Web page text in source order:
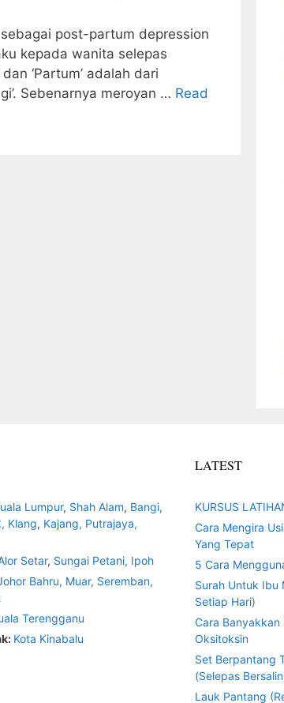
post-partum depression
kepada wanita selepas
dan ‘Partum’ adalah dari
Sebenarnya meroyan … Read
Lumpur, Shah Alam, Bangi,
Klang, Kajang, Putrajaya,
Setar, Sungai Petani, Ipoh
Bahru, Muar, Seremban,
Terengganu
Kota Kinabalu
LATEST
KURSUS
Cara Mengira
Yang Tepat
5 Cara
Surah Untuk Ibu
Setiap Hari)
Cara Banyakkan
Oksitoksin
Set Berpantang
(Selepas
Lauk Pantang